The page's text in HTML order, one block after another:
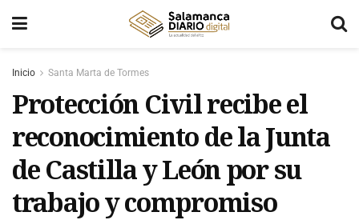
Inicio Santa Marta de Tormes
Protección Civil recibe el
reconocimiento de la Junta
de Castilla y León por su
trabajo y compromiso